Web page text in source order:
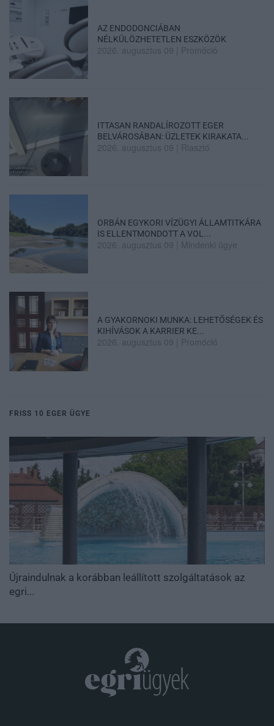
AZ ENDODONCIÁBAN
NÉLKÜLÖZHETETLEN ESZKÖZÖK
2026. augusztus 09 Promóció
ITTASAN RANDALÍROZOTT EGER
BELVÁROSÁBAN: ÜZLETEK KIRAKATA...
2026. augusztus 09 Riasztó
ORBÁN EGYKORI VÍZÜGYI ÁLLAMTITKÁRA
IS ELLENTMONDOTT A VOL...
2026. augusztus 09 Mindenki ügye
A GYAKORNOKI MUNKA: LEHETŐSÉGEK ÉS
KIHÍVÁSOK A KARRIER KE...
2026. augusztus 09 Promóció
FRISS 10 EGER ÜGYE
Újraindulnak a korábban leállított szolgáltatások az
egri...